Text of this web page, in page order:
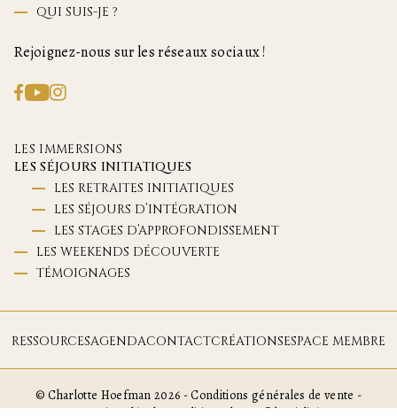
QUI SUIS-JE ?
Rejoignez-nous sur les réseaux sociaux !
LES IMMERSIONS
LES SÉJOURS INITIATIQUES
LES RETRAITES INITIATIQUES
LES SÉJOURS D’INTÉGRATION
LES STAGES D’APPROFONDISSEMENT
LES WEEKENDS DÉCOUVERTE
TÉMOIGNAGES
RESSOURCESAGENDACONTACTCRÉATIONSESPACE MEMBRE
© Charlotte Hoefman 2026 -Conditions générales de vente -